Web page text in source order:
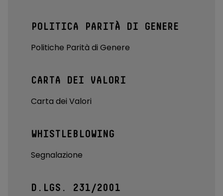
POLITICA PARITÀ DI GENERE
Politiche Parità di Genere
CARTA DEI VALORI
Carta dei Valori
WHISTLEBLOWING
Segnalazione
D.LGS. 231/2001